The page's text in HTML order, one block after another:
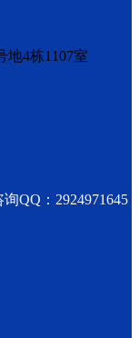
地4栋1107室
QQ：2924971645